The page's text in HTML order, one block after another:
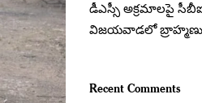
డీఎస్సీ అక్రమాలపై
విజయవాడలో
Recent Comments